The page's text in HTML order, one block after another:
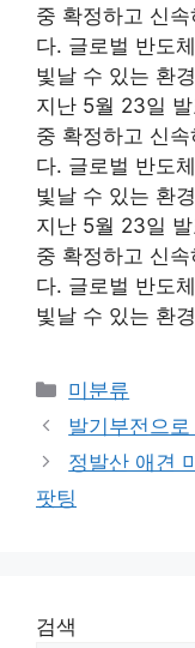
중 확정하고 신
다. 글로벌 반도
빛날 수 있는 환
지난 5월 23일
중 확정하고 신
다. 글로벌 반도
빛날 수 있는 환
지난 5월 23일
중 확정하고 신
다. 글로벌 반도
빛날 수 있는 환
Categories
미분류
발기부전으
정발산 애견
팟팅
검색